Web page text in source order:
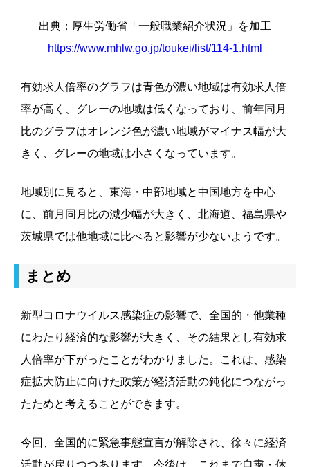
出典：厚生労働省「一般職業紹介状況」を加工
https://www.mhlw.go.jp/toukei/list/114-1.html
有効求人倍率のグラフは青色が濃い地域は有効求人倍
率が高く、グレーの地域は低くなっており、前年同月
比のグラフはオレンジ色が濃い地域がマイナス幅が大
きく、グレーの地域は小さくなっています。
地域別に見ると、東海・中部地域と中国地方を中心
に、前月同月比の減少幅が大きく、北海道、福島県や
茨城県では他地域に比べると影響が少ないようです。
まとめ
新型コロナウイルス感染症の影響で、全国的・他業種
にわたり経済的な影響が大きく、その結果とし有効求
人倍率が下がったことがわかりました。これは、感染
症拡大防止に向けた政策が経済活動の鈍化につながっ
たためと考えることができます。
今回、全国的に緊急事態宣言が解除され、徐々に経済